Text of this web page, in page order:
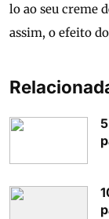
lo ao seu creme
assim, o efeito